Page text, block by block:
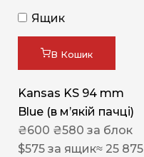
Ящик
В Кошик
Kansas KS 94 mm
Blue (в мʼякій пачці)
₴600 ₴580 за блок
$575 за ящик≈ 25 875